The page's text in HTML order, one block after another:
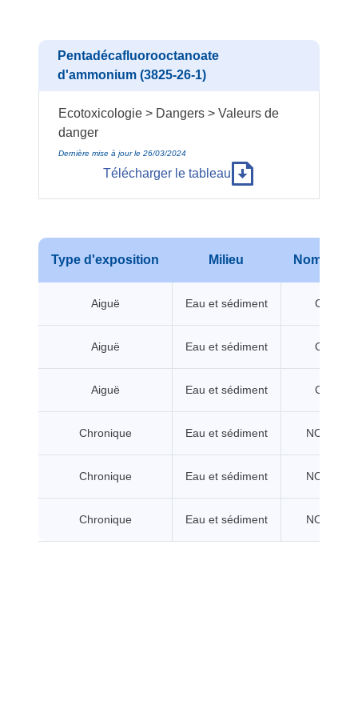
Pentadécafluorooctanoate
d'ammonium (3825-26-1)
Ecotoxicologie > Dangers > Valeurs de
danger
Dernière mise à jour le 26/03/2024
Télécharger le tableau
Type d'exposition Milieu Nom de
Aiguë Eau et sédiment CL/
Aiguë Eau et sédiment CL/
Aiguë Eau et sédiment CL/
Chronique Eau et sédiment NOEC/
Chronique Eau et sédiment NOEC/
Chronique Eau et sédiment NOEC/